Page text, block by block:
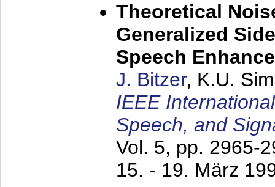
Theoretical
Generalized
Speech
J. Bitzer, K.U.
IEEE
Speech, and
Vol. 5, pp. 2965-
15. - 19. März